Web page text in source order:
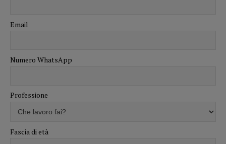
Email
Numero WhatsApp
Professione
Fascia di età